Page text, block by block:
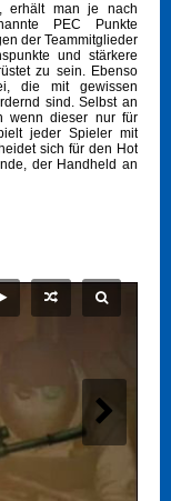
erhält man je nach
PEC Punkte
der Teammitglieder
und stärkere
zu sein. Ebenso
die mit gewissen
sind. Selbst an
wenn dieser nur für
jeder Spieler mit
sich für den Hot
der Handheld an